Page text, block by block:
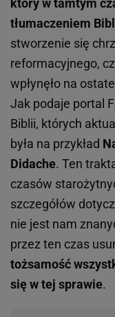
który w tamtym
tłumaczeniem
stworzenie się
reformacyjnego,
wpłynęło na
Jak podaje portal
Biblii, których
była na przykład
Didache. Ten
czasów
szczegółów
nie jest nam
przez ten czas
tożsamość
się w tej sprawie.